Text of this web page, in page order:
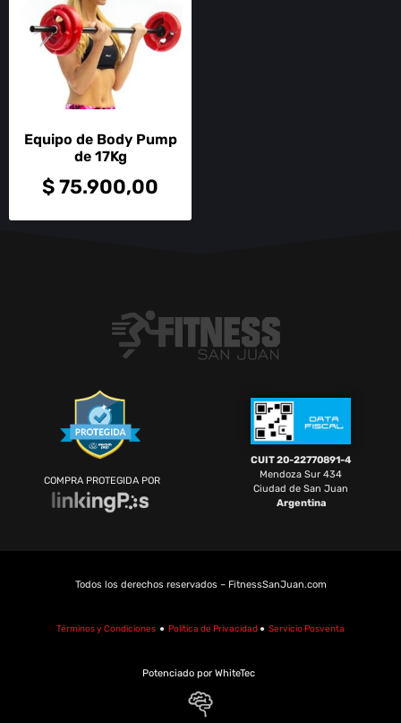
Equipo de Body Pump
de 17Kg
$75.900,00
COMPRA PROTEGIDA POR
CUIT 20-22770891-4
Mendoza Sur 434
Ciudad de San Juan
Argentina
Todos los derechos reservados – FitnessSanJuan.com
Términos y Condiciones ● Política de Privacidad ● Servicio Posventa
Potenciado por WhiteTec